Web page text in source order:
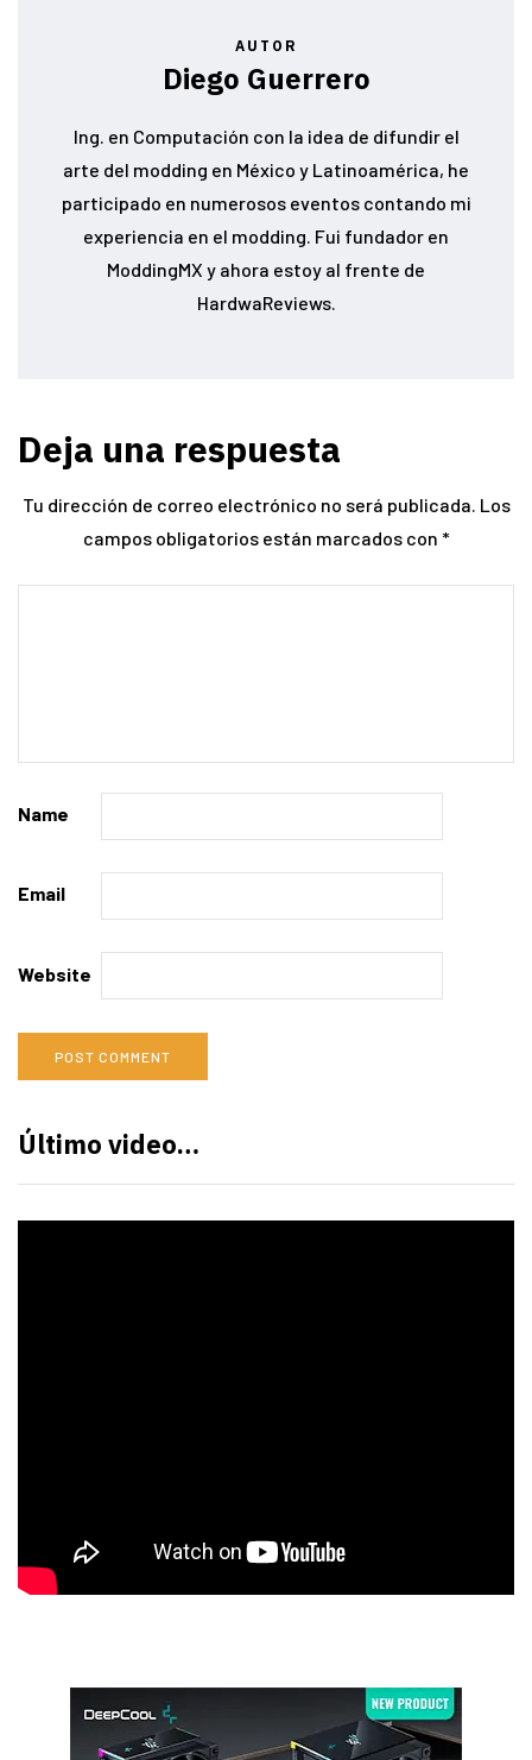
AUTOR
Diego Guerrero
Ing. en Computación con la idea de difundir el
arte del modding en México y Latinoamérica, he
participado en numerosos eventos contando mi
experiencia en el modding. Fui fundador en
ModdingMX y ahora estoy al frente de
HardwaReviews.
Deja una respuesta
Tu dirección de correo electrónico no será publicada. Los
campos obligatorios están marcados con *
Name
Email
Website
Último video…